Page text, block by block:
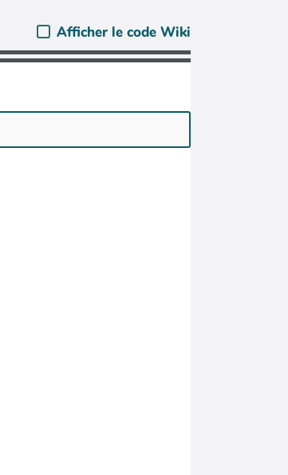
Afficher le code Wiki